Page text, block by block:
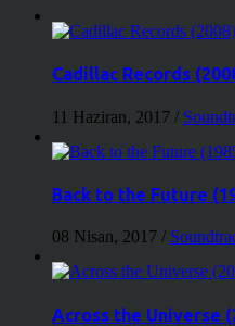
Cadillac Records
11 Haziran, 2017 /
Back to the Future
08 Nisan, 2017 /
Across the Universe